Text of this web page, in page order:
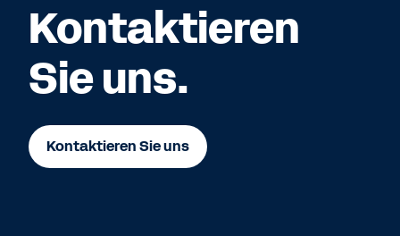
Kontaktieren
Sie uns.
Kontaktieren Sie uns